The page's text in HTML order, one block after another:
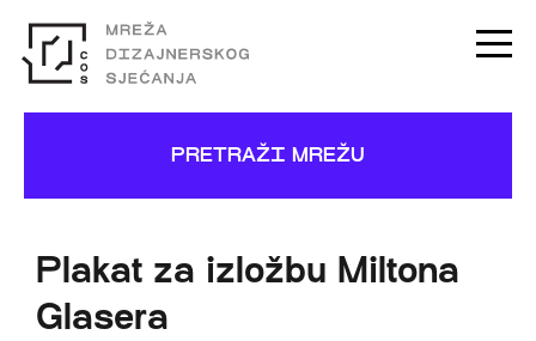
PRETRAŽI MREŽU
Plakat za izložbu Miltona
Glasera